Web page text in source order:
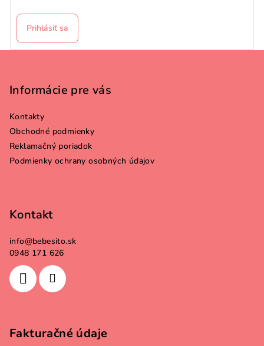
Prihlásiť sa
Informácie pre vás
Kontakty
Obchodné podmienky
Reklamačný poriadok
Podmienky ochrany osobných údajov
Kontakt
info@bebesito.sk
0948 171 626
Fakturačné údaje